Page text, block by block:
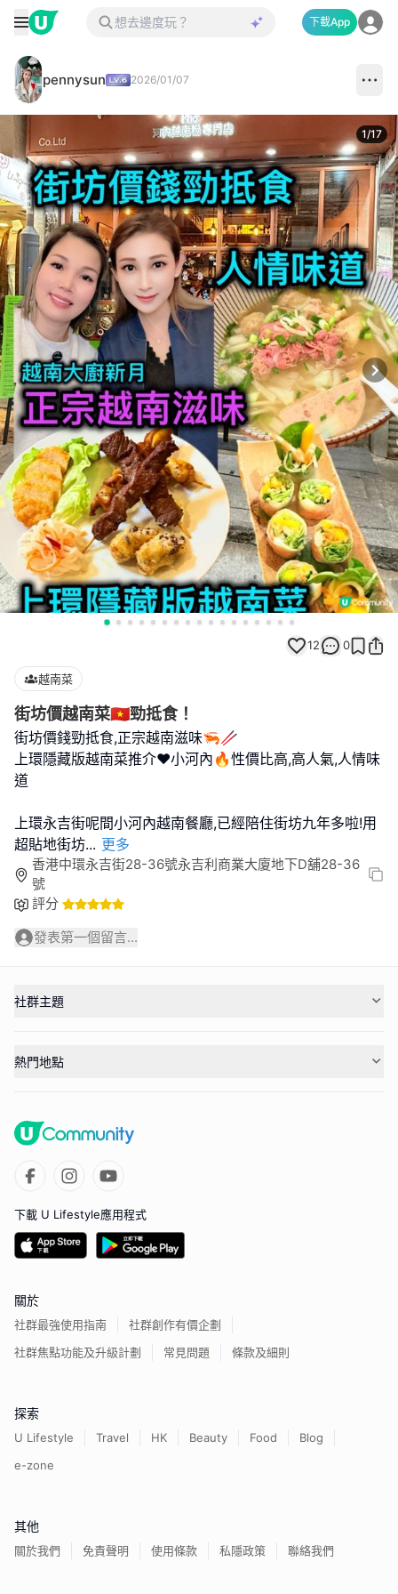
下載App
pennysun 2026/01/07
1/17
12 0
越南菜
街坊價越南菜🇻🇳勁抵食！
街坊價錢勁抵食,正宗越南滋味🦐🥢
上環隱藏版越南菜推介❤️小河內🔥性價比高,高人氣,人情味
道
上環永吉街呢間小河內越南餐廳,已經陪住街坊九年多啦!用
超貼地街坊... 更多
香港中環永吉街28-36號永吉利商業大廈地下D舖28-36
號
評分
發表第一個留言...
社群主題
熱門地點
下載 U Lifestyle應用程式
關於
社群最強使用指南
社群創作有價企劃
社群焦點功能及升級計劃
常見問題 條款及細則
探索
U Lifestyle Travel HK Beauty Food
Blog
e-zone
其他
關於我們 免責聲明 使用條款 私隱政策 聯絡我們